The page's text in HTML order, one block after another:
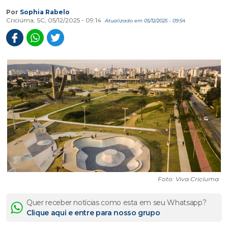
Por Sophia Rabelo
Criciúma, SC, 05/12/2025 - 09:14
Atualizado em 05/12/2025 - 09:54
Foto: Viva Cricíuma
Quer receber notícias como esta em seu Whatsapp?
Clique aqui e entre para nosso grupo